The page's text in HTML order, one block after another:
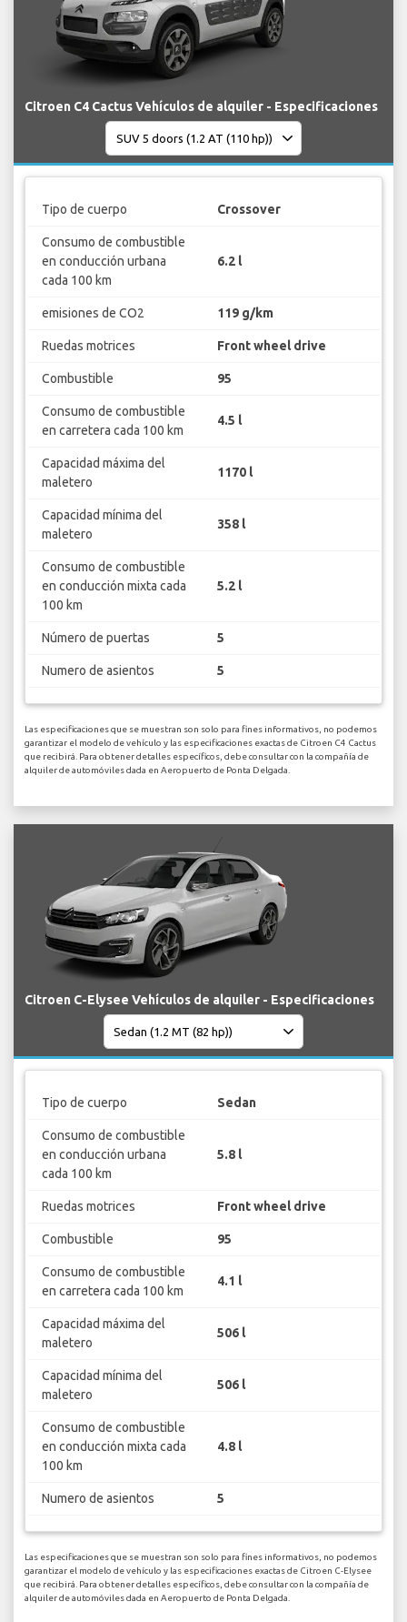
Citroen C4 Cactus Vehículos de alquiler - Especificaciones
Tipo de cuerpo Crossover
Consumo de combustible
en conducción urbana
cada 100 km
6.2 l
emisiones de CO2 119 g/km
Ruedas motrices Front wheel drive
Combustible 95
Consumo de combustible
en carretera cada 100 km
4.5 l
Capacidad máxima del
maletero
1170 l
Capacidad mínima del
maletero
358 l
Consumo de combustible
en conducción mixta cada
100 km
5.2 l
Número de puertas 5
Numero de asientos 5
Las especificaciones que se muestran son solo para fines informativos, no podemos
garantizar el modelo de vehículo y las especificaciones exactas de Citroen C4 Cactus
que recibirá. Para obtener detalles específicos, debe consultar con la compañía de
alquiler de automóviles dada en Aeropuerto de Ponta Delgada.
Citroen C-Elysee Vehículos de alquiler - Especificaciones
Tipo de cuerpo Sedan
Consumo de combustible
en conducción urbana
cada 100 km
5.8 l
Ruedas motrices Front wheel drive
Combustible 95
Consumo de combustible
en carretera cada 100 km
4.1 l
Capacidad máxima del
maletero
506 l
Capacidad mínima del
maletero
506 l
Consumo de combustible
en conducción mixta cada
100 km
4.8 l
Numero de asientos 5
Las especificaciones que se muestran son solo para fines informativos, no podemos
garantizar el modelo de vehículo y las especificaciones exactas de Citroen C-Elysee
que recibirá. Para obtener detalles específicos, debe consultar con la compañía de
alquiler de automóviles dada en Aeropuerto de Ponta Delgada.